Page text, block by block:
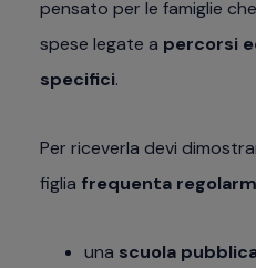
pensato per le famiglie
spese legate a percorsi
specifici.
Per riceverla devi
figlia frequenta
una scuola